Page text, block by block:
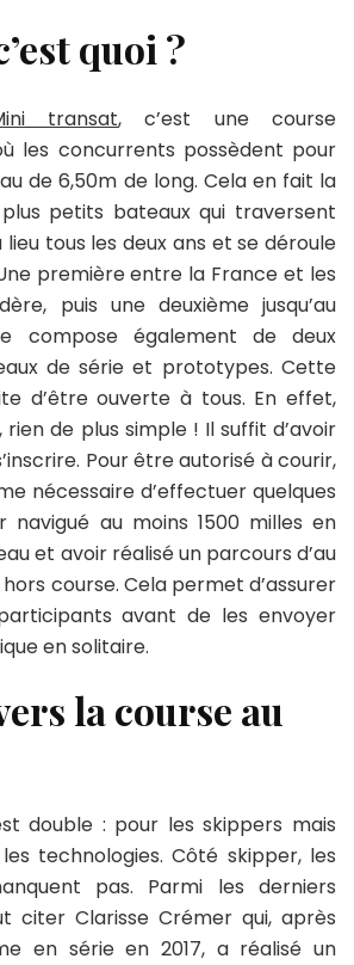
quoi ?
transat, c’est une course
les concurrents possèdent pour
de 6,50m de long. Cela en fait la
petits bateaux qui traversent
lieu tous les deux ans et se déroule
première entre la France et les
puis une deuxième jusqu’au
compose également de deux
de série et prototypes. Cette
d’être ouverte à tous. En effet,
de plus simple ! Il suffit d’avoir
Pour être autorisé à courir,
nécessaire d’effectuer quelques
navigué au moins 1500 milles en
et avoir réalisé un parcours d’au
hors course. Cela permet d’assurer
avant de les envoyer
en solitaire.
la course au
double : pour les skippers mais
technologies. Côté skipper, les
pas. Parmi les derniers
citer Clarisse Crémer qui, après
en série en 2017, a réalisé un